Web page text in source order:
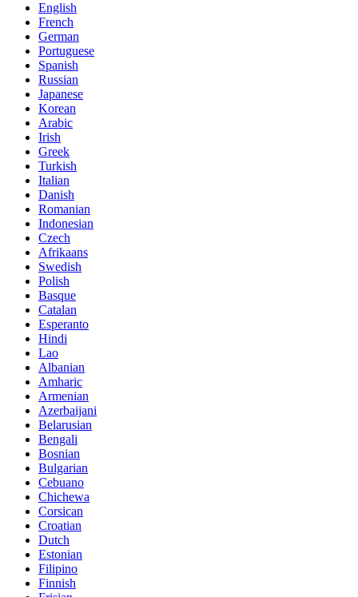
English
French
German
Portuguese
Spanish
Russian
Japanese
Korean
Arabic
Irish
Greek
Turkish
Italian
Danish
Romanian
Indonesian
Czech
Afrikaans
Swedish
Polish
Basque
Catalan
Esperanto
Hindi
Lao
Albanian
Amharic
Armenian
Azerbaijani
Belarusian
Bengali
Bosnian
Bulgarian
Cebuano
Chichewa
Corsican
Croatian
Dutch
Estonian
Filipino
Finnish